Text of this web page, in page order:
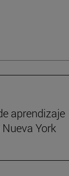
aprendizaje
York